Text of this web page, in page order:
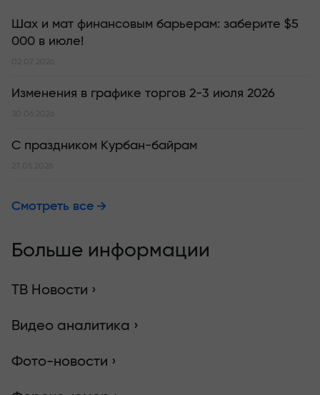
Шах и мат финансовым барьерам: заберите $5
000 в июле!
02.07.2026
Изменения в графике торгов 2-3 июля 2026
30.06.2026
С праздником Курбан-байрам
27.05.2026
Смотреть все
Больше информации
ТВ Новости ›
Видео аналитика ›
Фото-новости ›